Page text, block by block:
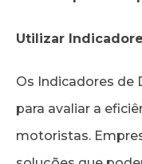
Utilizar
Os Indicadores de
para avaliar a
motoristas.